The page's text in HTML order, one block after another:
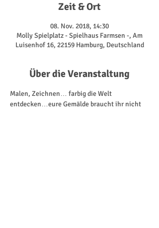
Zeit & Ort
08. Nov. 2018, 14:30
Molly Spielplatz - Spielhaus Farmsen -, Am
Luisenhof 16, 22159 Hamburg, Deutschland
Über die Veranstaltung
Malen, Zeichnen… farbig die Welt
entdecken…eure Gemälde braucht ihr nicht